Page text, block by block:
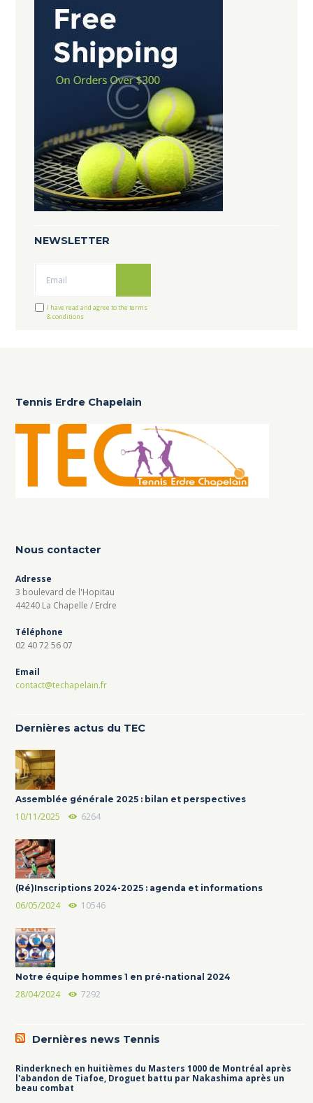
NEWSLETTER
I have read and agree to the terms
& conditions
Tennis Erdre Chapelain
Nous contacter
Adresse
3 boulevard de l'Hopitau
44240 La Chapelle / Erdre
Téléphone
02 40 72 56 07
Email
contact@techapelain.fr
Dernières actus du TEC
Assemblée générale 2025 : bilan et perspectives
10/11/2025 6264
(Ré)Inscriptions 2024-2025 : agenda et informations
06/05/2024 10546
Notre équipe hommes 1 en pré-national 2024
28/04/2024 7292
Dernières news Tennis
Rinderknech en huitièmes du Masters 1000 de Montréal après
l'abandon de Tiafoe, Droguet battu par Nakashima après un
beau combat